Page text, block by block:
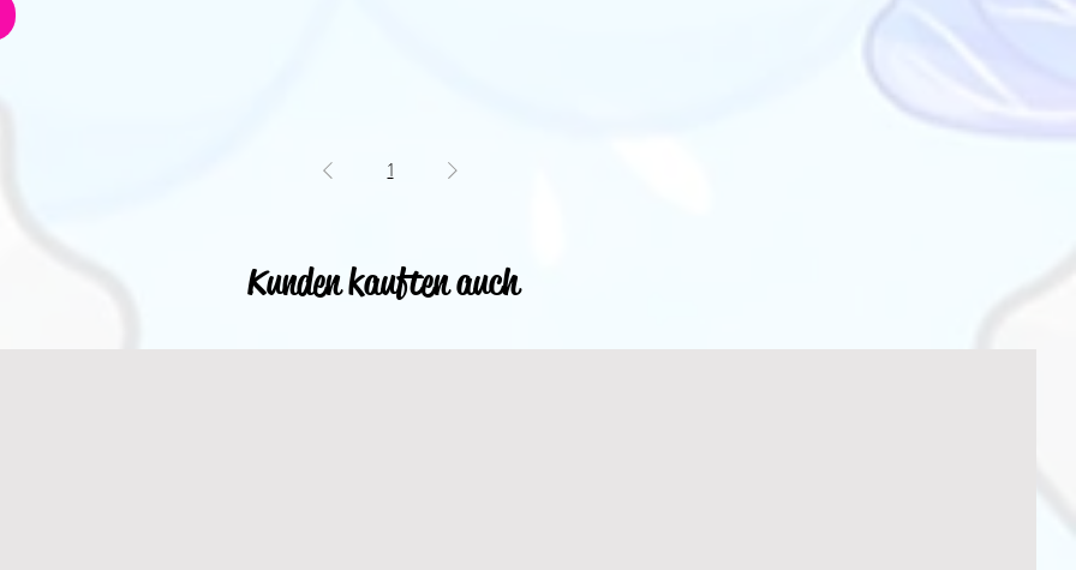
1
Kunden kauften auch